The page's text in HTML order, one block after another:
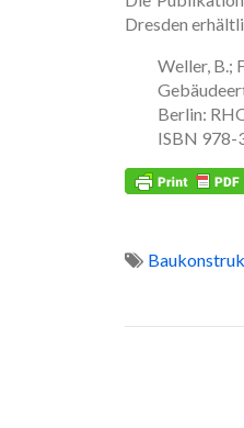
Dresden
Weller, B.;
Berlin:
ISBN 978-